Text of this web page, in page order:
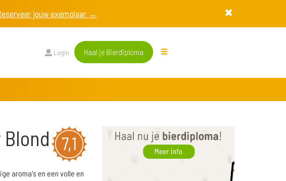
jouw exemplaar →
Login Haal je Bierdiploma
7,1
aroma's en een volle en